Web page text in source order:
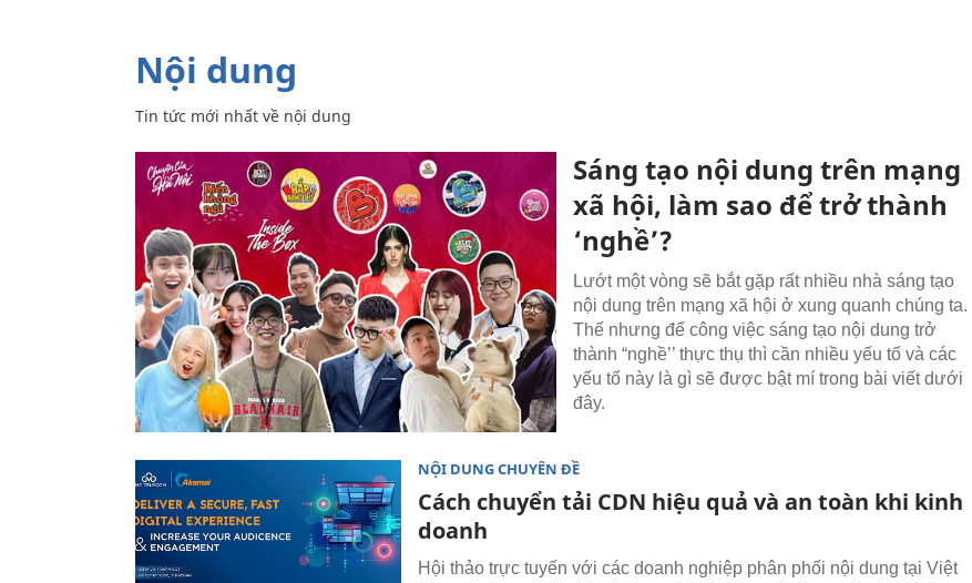
nội dung
Tin tức mới nhất về nội dung
Sáng tạo nội dung trên mạng
xã hội, làm sao để trở thành
‘nghề’?
Lướt một vòng sẽ bắt gặp rất nhiều nhà sáng tạo
nội dung trên mạng xã hội ở xung quanh chúng ta.
Thế nhưng để công việc sáng tạo nội dung trở
thành “nghề’’ thực thụ thì cần nhiều yếu tố và các
yếu tố này là gì sẽ được bật mí trong bài viết dưới
đây.
NỘI DUNG CHUYÊN ĐỀ
Cách chuyển tải CDN hiệu quả và an toàn khi kinh
doanh
Hội thảo trực tuyến với các doanh nghiệp phân phối nội dung tại Việt